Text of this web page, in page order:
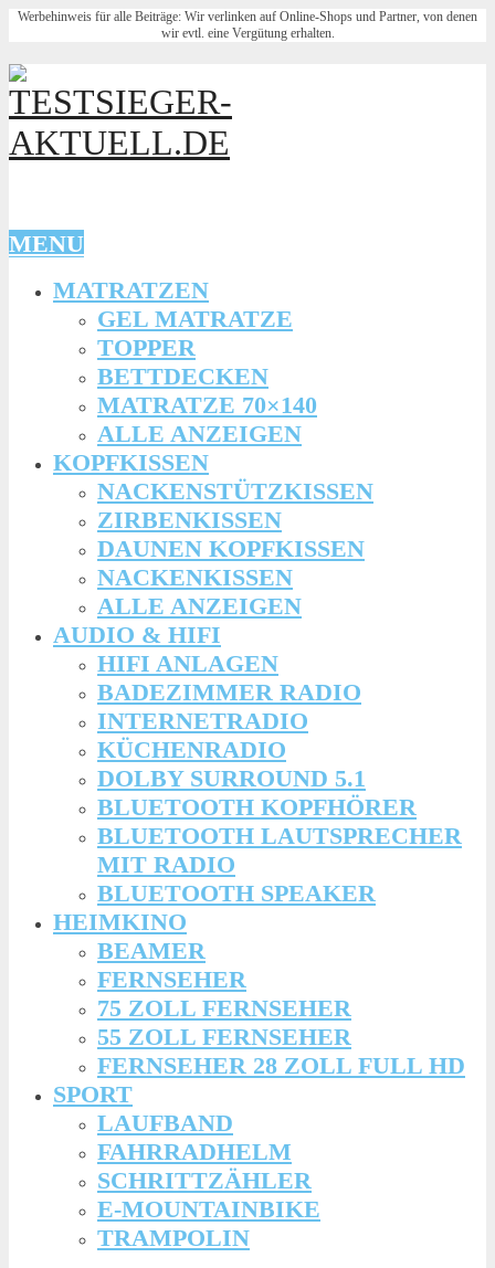
Werbehinweis für alle Beiträge: Wir verlinken auf Online-Shops und Partner, von denen
wir evtl. eine Vergütung erhalten.
MENU
MATRATZEN
GEL MATRATZE
TOPPER
BETTDECKEN
MATRATZE 70×140
ALLE ANZEIGEN
KOPFKISSEN
NACKENSTÜTZKISSEN
ZIRBENKISSEN
DAUNEN KOPFKISSEN
NACKENKISSEN
ALLE ANZEIGEN
AUDIO & HIFI
HIFI ANLAGEN
BADEZIMMER RADIO
INTERNETRADIO
KÜCHENRADIO
DOLBY SURROUND 5.1
BLUETOOTH KOPFHÖRER
BLUETOOTH LAUTSPRECHER
MIT RADIO
BLUETOOTH SPEAKER
HEIMKINO
BEAMER
FERNSEHER
75 ZOLL FERNSEHER
55 ZOLL FERNSEHER
FERNSEHER 28 ZOLL FULL HD
SPORT
LAUFBAND
FAHRRADHELM
SCHRITTZÄHLER
E-MOUNTAINBIKE
TRAMPOLIN